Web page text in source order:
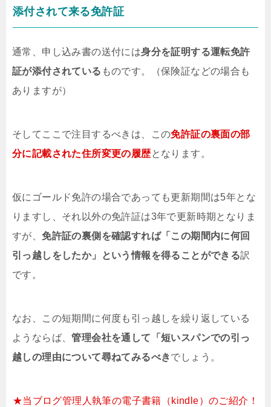
添付されて来る免許証
通常、申し込み書の送付には身分を証明する運転免許
証が添付されている ものです。（保険証などの場合も
ありますが）
そしてここで注目するべきは、この免許証の裏面の部
分に記載された住所変更の履歴となります。
仮にゴールド免許の場合であっても更新期間は5年とな
りますし、それ以外の免許証は3年で更新時期となりま
すが、免許証の裏側を確認すれば「この期間内に何回
引っ越しをしたか」という情報を得ることができる訳
です。
なお、この短期間に何度も引っ越しを繰り返している
ようならば、管理会社を通して「短いスパンでの引っ
越しの理由について尋ねてみるべきでしょう。
★当ブログ管理人執筆の電子書籍（kindle）のご紹介！